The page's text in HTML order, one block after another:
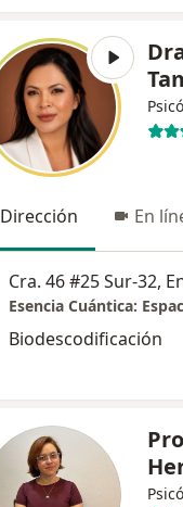
Dirección En
Cra. 46 #25 Sur-32,
Biodescodificación